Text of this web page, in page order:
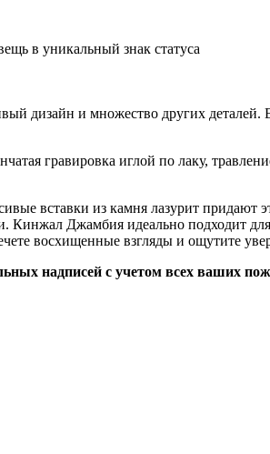
в уникальный знак статуса
и множество других деталей.
гравировка иглой по лаку,
вставки из камня лазурит
Кинжал Джамбия идеально подходит
восхищенные взгляды и ощутите
надписей с учетом всех ваших